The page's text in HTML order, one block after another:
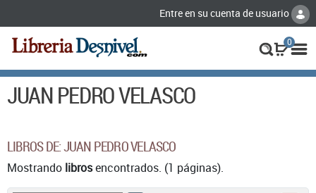
Entre en su cuenta de usuario
0
JUAN PEDRO VELASCO
LIBROS DE: JUAN PEDRO VELASCO
Mostrando librosencontrados. (1 páginas).